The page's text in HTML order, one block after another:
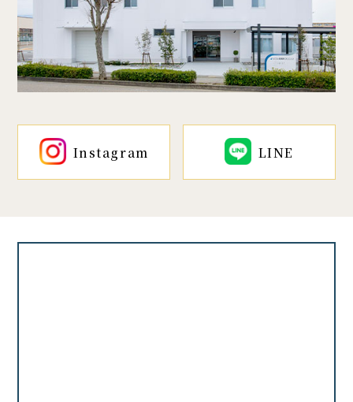
Instagram LINE